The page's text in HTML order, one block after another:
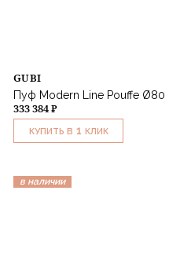
GUBI
Пуф Modern Line Pouffe Ø80
333 384 ₽
КУПИТЬ В 1 КЛИК
в наличии